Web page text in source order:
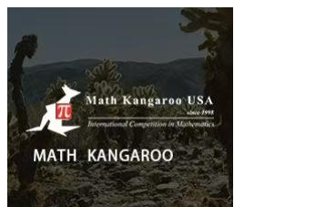
内
容